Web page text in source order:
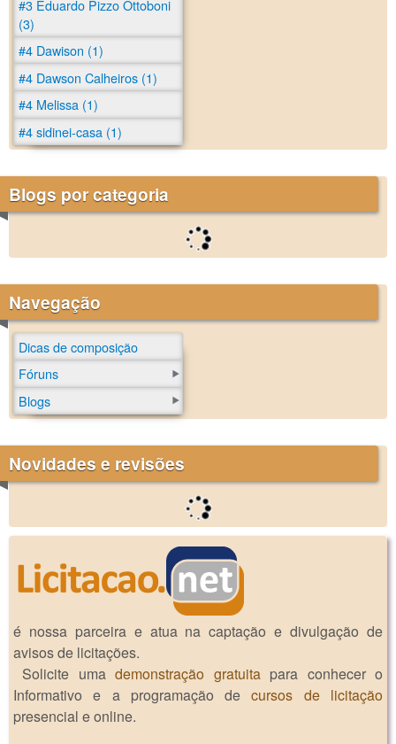
#3 Eduardo Pizzo Ottoboni
(3)
#4 Dawison (1)
#4 Dawson Calheiros (1)
#4 Melissa (1)
#4 sidinei-casa (1)
Blogs por categoria
Navegação
Dicas de composição
Fóruns
Blogs
Novidades e revisões
é nossa parceira e atua na captação e divulgação de
avisos de licitações.
Solicite umademonstração gratuitapara conhecer o
Informativo e a programação decursos de licitação
presencial e online.